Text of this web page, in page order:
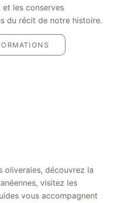
et les conserves
du récit de notre histoire.
oliveraies, découvrez la
visitez les
vous accompagnent